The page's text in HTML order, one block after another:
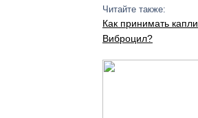
Читайте также:
Как принимать капли
Виброцил?